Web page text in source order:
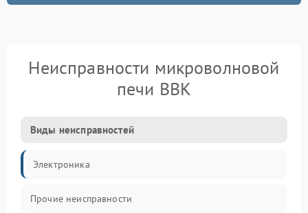
Неисправности микроволновой
печи BBK
Виды неисправностей
Электроника
Прочие неисправности